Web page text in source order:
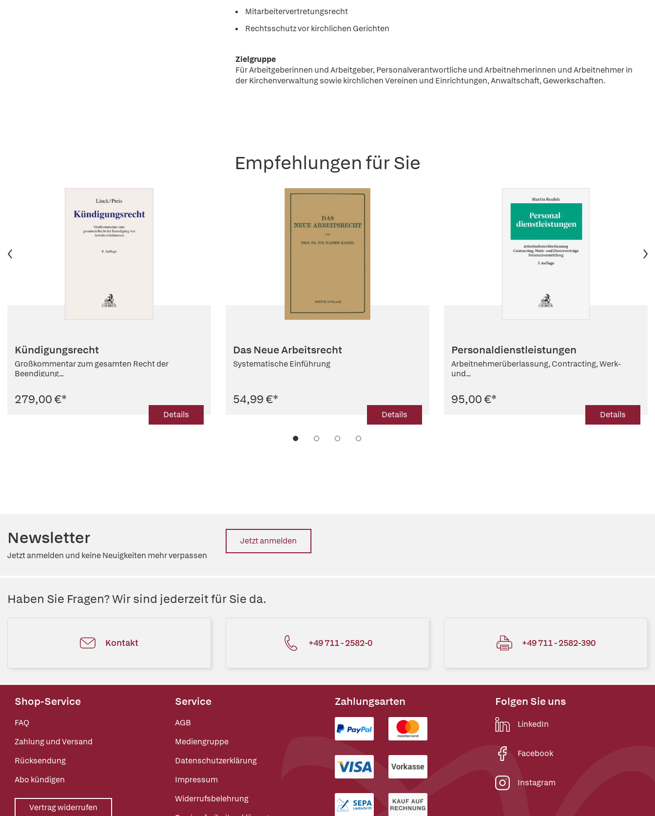
Mitarbeitervertretungsrecht
Rechtsschutz vor kirchlichen Gerichten
Zielgruppe
Für Arbeitgeberinnen und Arbeitgeber, Personalverantwortliche und Arbeitnehmerinnen und Arbeitnehmer in
der Kirchenverwaltung sowie kirchlichen Vereinen und Einrichtungen, Anwaltschaft, Gewerkschaften.
Empfehlungen für Sie
Kündigungsrecht
Großkommentar zum gesamten Recht der
Beendigung...
279,00 €*
Details
Das Neue Arbeitsrecht
Systematische Einführung
54,99 €*
Details
Personaldienstleistungen
Arbeitnehmerüberlassung, Contracting, Werk-
und...
95,00 €*
Details
Newsletter
Jetzt anmelden und keine Neuigkeiten mehr verpassen
Jetzt anmelden
Haben Sie Fragen? Wir sind jederzeit für Sie da.
Kontakt +49 711 - 2582-0 +49 711 - 2582-390
Shop-Service
FAQ
Zahlung und Versand
Rücksendung
Abo kündigen
Vertrag widerrufen
Service
AGB
Mediengruppe
Datenschutzerklärung
Impressum
Widerrufsbelehrung
Zahlungsarten Folgen Sie uns
LinkedIn
Facebook
Instagram